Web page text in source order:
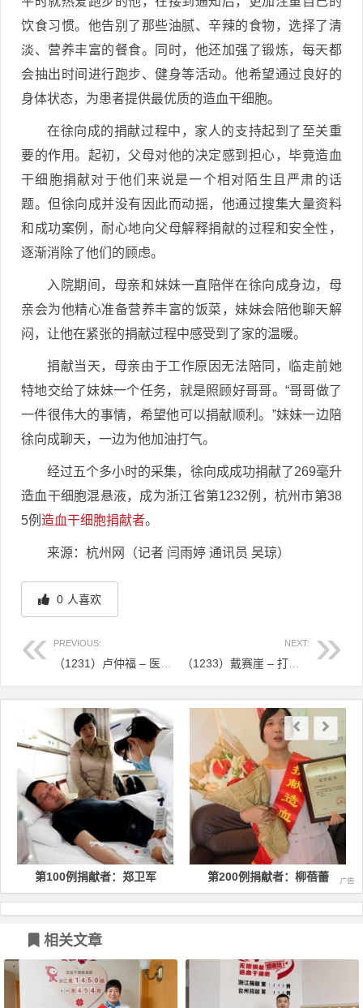
饮食习惯。他告别了那些油腻、辛辣的食物，选择了清
淡、营养丰富的餐食。同时，他还加强了锻炼，每天都
会抽出时间进行跑步、健身等活动。他希望通过良好的
身体状态，为患者提供最优质的造血干细胞。
在徐向成的捐献过程中，家人的支持起到了至关重
要的作用。起初，父母对他的决定感到担心，毕竟造血
干细胞捐献对于他们来说是一个相对陌生且严肃的话
题。但徐向成并没有因此而动摇，他通过搜集大量资料
和成功案例，耐心地向父母解释捐献的过程和安全性，
逐渐消除了他们的顾虑。
入院期间，母亲和妹妹一直陪伴在徐向成身边，母
亲会为他精心准备营养丰富的饭菜，妹妹会陪他聊天解
闷，让他在紧张的捐献过程中感受到了家的温暖。
捐献当天，母亲由于工作原因无法陪同，临走前她
特地交给了妹妹一个任务，就是照顾好哥哥。“哥哥做了
一件很伟大的事情，希望他可以捐献顺利。”妹妹一边陪
徐向成聊天，一边为他加油打气。
经过五个多小时的采集，徐向成成功捐献了269毫升
造血干细胞混悬液，成为浙江省第1232例，杭州市第38
5例 造血干细胞捐献者。
来源：杭州网（记者 闫雨婷 通讯员 吴琼）
0 人喜欢
PREVIOUS: NEXT:
文章导航
第100例捐献者：郑卫军 第200例捐献者：柳蓓蕾
相关文章